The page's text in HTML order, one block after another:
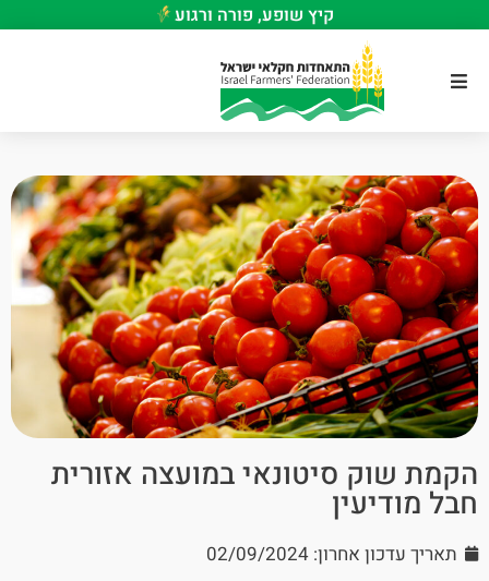
קיץ שופע, פורה ורגוע
הקמת שוק סיטונאי במועצה אזורית
חבל מודיעין
תאריך עדכון אחרון: 02/09/2024